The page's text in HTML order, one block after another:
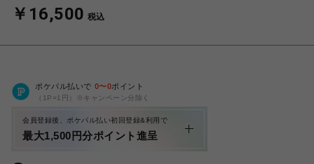
￥16,500 税込
ポケパル払いで 0〜0ポイント
（1P=1円）※キャンペーン分除く
会員登録後、ポケパル払い初回登録&利用で
最大1,500円分ポイント進呈